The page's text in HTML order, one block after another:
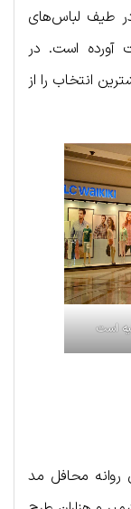
طیف لباس‌های
آورده است. در
انتخاب را از
است
محافل مد